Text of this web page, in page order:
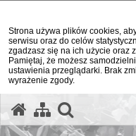
Strona używa plików cookies,
serwisu oraz do celów
zgadzasz się na ich użycie oraz
Pamiętaj, że możesz
ustawienia przeglądarki. Brak
wyrażenie zgody.